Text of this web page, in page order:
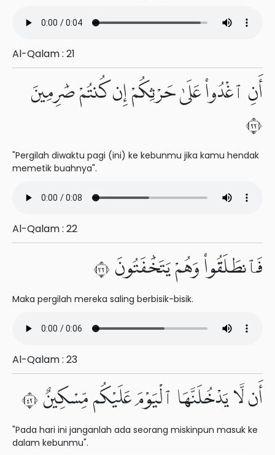
Al-Qalam : 21
أَنِ ٱغْدُوا۟ عَلَىٰ حَرْثِكُمْ إِن كُنتُمْ صَٰرِمِينَ
٢٢
"Pergilah diwaktu pagi (ini) ke kebunmu jika kamu hendak
memetik buahnya".
Al-Qalam : 22
فَٱنطَلَقُوا۟ وَهُمْ يَتَخَٰفَتُونَ ٢٣
Maka pergilah mereka saling berbisik-bisik.
Al-Qalam : 23
أَن لَّا يَدْخُلَنَّهَا ٱلْيَوْمَ عَلَيْكُم مِّسْكِينٌ ٢٤
"Pada hari ini janganlah ada seorang miskinpun masuk ke
dalam kebunmu".